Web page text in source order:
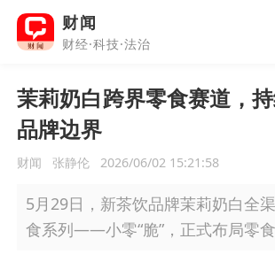
财闻
财经·科技·法治
茉莉奶白跨界零食赛道，
品牌边界
财闻 张静伦 2026/06/02 15:21:58
5月29日，新茶饮品牌茉莉奶白全
食系列——小零“脆”，正式布局零食